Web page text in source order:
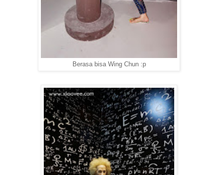
Berasa bisa Wing Chun :p